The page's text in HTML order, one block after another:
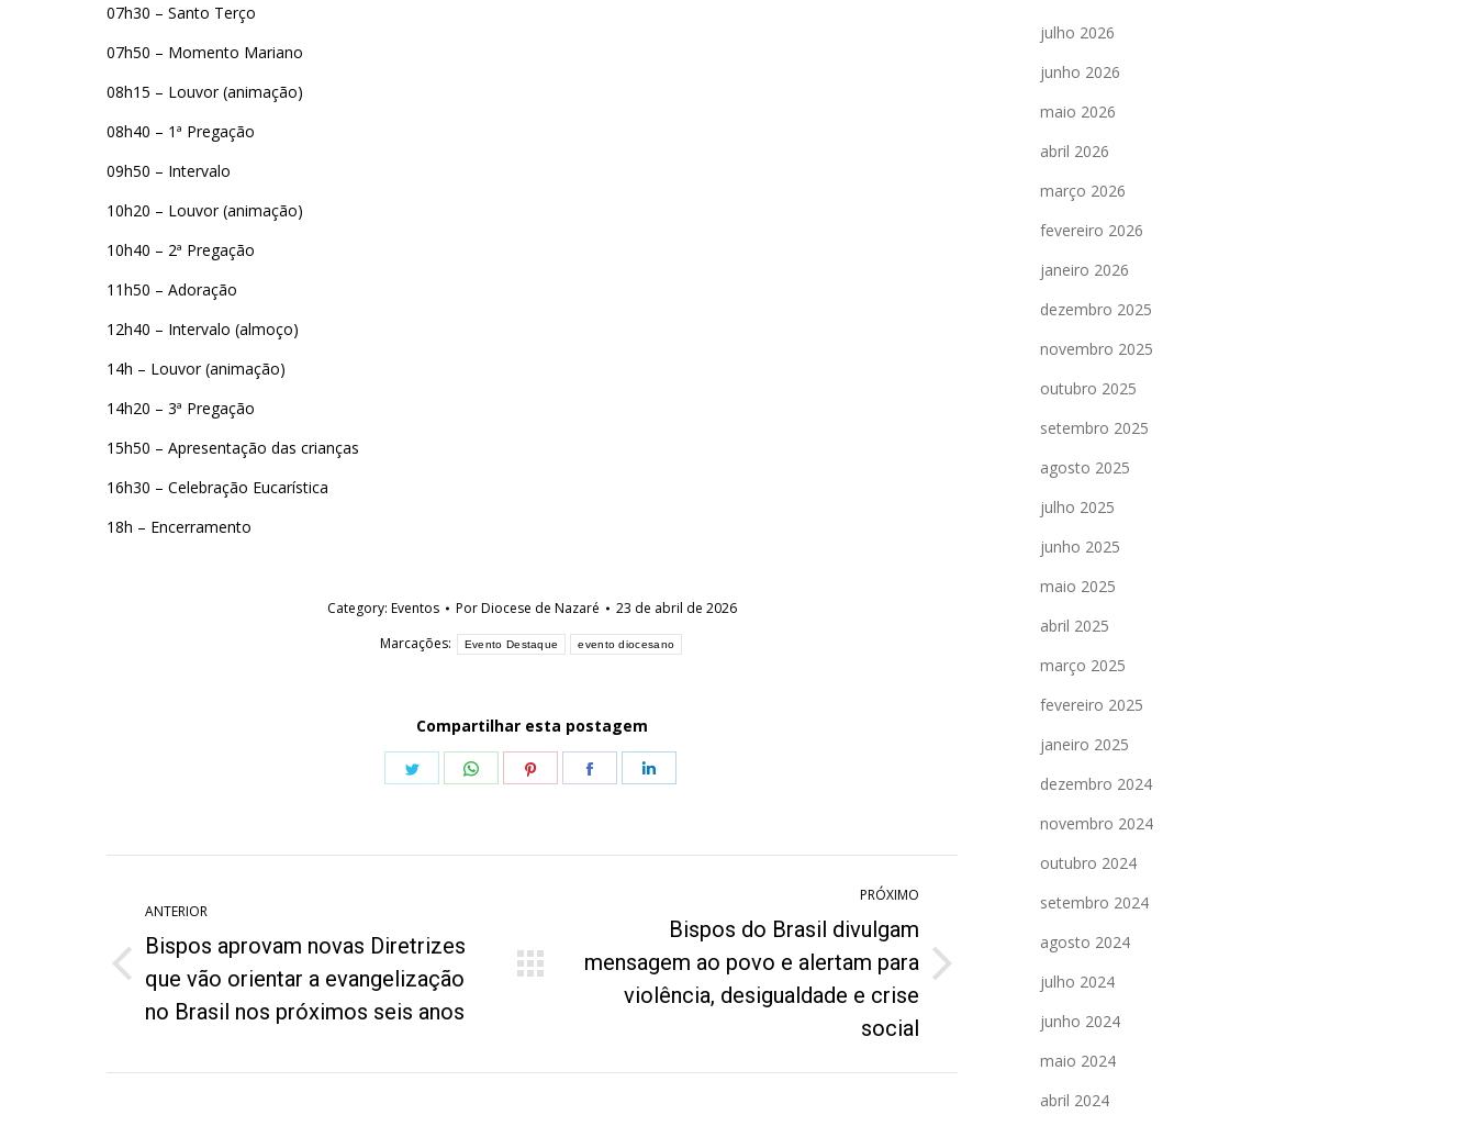
07h30 – Santo Terço
07h50 – Momento Mariano
08h15 – Louvor (animação)
08h40 – 1ª Pregação
09h50 – Intervalo
10h20 – Louvor (animação)
10h40 – 2ª Pregação
11h50 – Adoração
12h40 – Intervalo (almoço)
14h – Louvor (animação)
14h20 – 3ª Pregação
15h50 – Apresentação das crianças
16h30 – Celebração Eucarística
18h – Encerramento
Category: Eventos PorDiocese de Nazaré
23 de abril de 2026
Marcações:
Evento Destaque evento diocesano
Compartilhar esta postagem
Share Share
Share
Share
post:
ANTERIOR
Post
anterior:
Bispos aprovam novas Diretrizes
que vão orientar a evangelização
no Brasil nos próximos seis anos
PRÓXIMO
Próximo
Bispos do Brasil divulgam
mensagem ao povo e alertam para
violência, desigualdade e crise
social
julho 2026
junho 2026
maio 2026
abril 2026
março 2026
fevereiro 2026
janeiro 2026
dezembro 2025
novembro 2025
outubro 2025
setembro 2025
agosto 2025
julho 2025
junho 2025
maio 2025
abril 2025
março 2025
fevereiro 2025
janeiro 2025
dezembro 2024
novembro 2024
outubro 2024
setembro 2024
agosto 2024
julho 2024
junho 2024
maio 2024
abril 2024